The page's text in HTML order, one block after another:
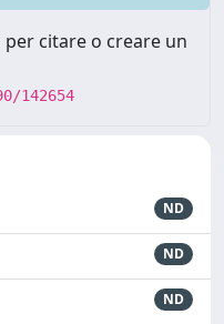
citare o creare un
142654
ND
ND
ND